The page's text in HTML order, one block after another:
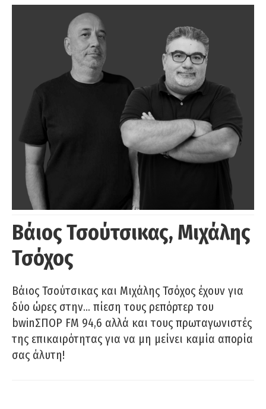
Βάιος Τσούτσικας, Μιχάλης
Τσόχος
Βάιος Τσούτσικας και Μιχάλης Τσόχος έχουν για
δύο ώρες στην… πίεση τους ρεπόρτερ του
bwinΣΠΟΡ FM 94,6 αλλά και τους πρωταγωνιστές
της επικαιρότητας για να μη μείνει καμία απορία
σας άλυτη!